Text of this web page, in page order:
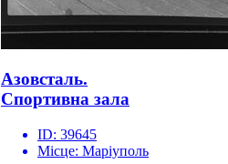
Азовсталь.
Спортивна зала
ID: 39645
Місце: Маріуполь